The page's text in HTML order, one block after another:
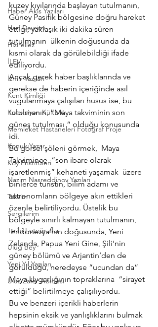
Haber Akis Yazıları
Harf Devrimi
Hızırellez
İLEV
İzmir Yazıları
Kent Kimliği
Koleksiyon Kültürü
Memleket Hastaneleri Fotoğraf Proje
Konuk Yazar
Köy Enstitüleri
Nazim Nasreddinov Yazıları
Takvim
Sergilerim
Tarihi Fotoğraflar
Uluğ Bey
Yeni Yıl Yazıları
Ulus Zafer Abidesi
kuzey kıyılarında başlayan tutulmanın,
Güney Pasifik bölgesine doğru hareket
ettiği, yaklaşık iki dakika süren
tutulmanın  ülkenin doğusunda da
kısmi olarak da görülebildiği ifade
ediliyordu.
Ancak gerek haber başlıklarında ve
gerekse de haberin içeriğinde asıl
vugulanmaya çalışılan husus ise, bu
tutulmanın, “Maya takviminin son
güneş tutulması “ olduğu konusunda
idi.
Bu görsel şöleni görmek,  Maya
Takvimince  “son ibare olarak
işaretlenmiş” kehaneti yaşamak  üzere
binlerce turistin, bilim adamı ve
astronomların bölgeye akın ettikleri
özenle belirtiliyordu. Üstelik bu
bölgeyle sınırlı kalmayan tutulmanın,
Endonezya’nın doğusunda, Yeni
Zelanda, Papua Yeni Gine, Şili’nin
güney bölümü ve Arjantin’den de
görüldüğü, neredeyse “ucundan da”
Maya Uygarlığının topraklarına  “sirayet
ettiği” belirtilmeye çalışılıyordu.
Bu ve benzeri içerikli haberlerin
hepsinin eksik ve yanlışlıklarını bulmak